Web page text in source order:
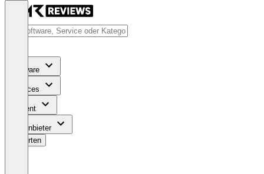
Software
Services
Content
Für Anbieter
Bewerten